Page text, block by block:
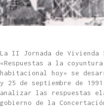
La II Jornada de Vivienda
«Respuestas a la
habitacional hoy» se
y 25 de septiembre de
analizar las respuestas
gobierno de la